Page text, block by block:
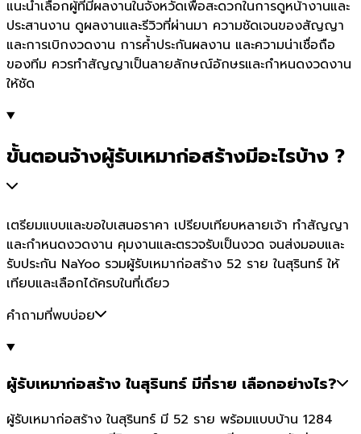
แนะนำเลือกผู้ที่มีผลงานในจังหวัดเพื่อสะดวกในการดูหน้างานและ
ประสานงาน ดูผลงานและรีวิวที่ผ่านมา ความชัดเจนของสัญญา
และการเบิกงวดงาน การค้ำประกันผลงาน และความน่าเชื่อถือ
ของทีม ควรทำสัญญาเป็นลายลักษณ์อักษรและกำหนดงวดงาน
ให้ชัด
ขั้นตอนจ้างผู้รับเหมาก่อสร้างมีอะไรบ้าง ?
เตรียมแบบและขอใบเสนอราคา เปรียบเทียบหลายเจ้า ทำสัญญา
และกำหนดงวดงาน คุมงานและตรวจรับเป็นงวด จนส่งมอบและ
รับประกัน NaYoo รวมผู้รับเหมาก่อสร้าง 52 ราย ในสุรินทร์ ให้
เทียบและเลือกได้ครบในที่เดียว
คำถามที่พบบ่อย
ผู้รับเหมาก่อสร้าง ในสุรินทร์ มีกี่ราย เลือกอย่างไร?
ผู้รับเหมาก่อสร้าง ในสุรินทร์ มี 52 ราย พร้อมแบบบ้าน 1284